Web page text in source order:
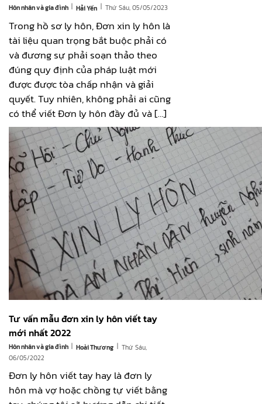
Hôn nhân và gia đình | Hải Yến | Thứ Sáu, 05/05/2023
Trong hồ sơ ly hôn, Đơn xin ly hôn là
tài liệu quan trọng bắt buộc phải có
và đương sự phải soạn thảo theo
đúng quy định của pháp luật mới
được được tòa chấp nhận và giải
quyết. Tuy nhiên, không phải ai cũng
có thể viết Đơn ly hôn đầy đủ và […]
Tư vấn mẫu đơn xin ly hôn viết tay
mới nhất 2022
Hôn nhân và gia đình | Hoài Thương | Thứ Sáu,
06/05/2022
Đơn ly hôn viết tay hay là đơn ly
hôn mà vợ hoặc chồng tự viết bằng